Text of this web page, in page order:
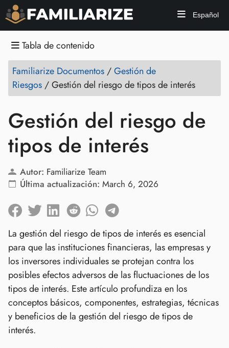
Español
Tabla de contenido
Familiarize Documentos /Gestión de
Riesgos /Gestión del riesgo de tipos de interés
Gestión del riesgo de
tipos de interés
Autor: Familiarize Team
Última actualización: March 6, 2026
La gestión del riesgo de tipos de interés es esencial
para que las instituciones financieras, las empresas y
los inversores individuales se protejan contra los
posibles efectos adversos de las fluctuaciones de los
tipos de interés. Este artículo profundiza en los
conceptos básicos, componentes, estrategias, técnicas
y beneficios de la gestión del riesgo de tipos de
interés.